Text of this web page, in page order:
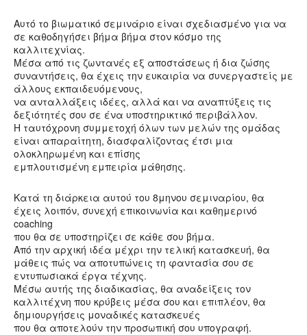
Αυτό το βιωματικό σεμινάριο είναι σχεδιασμένο για να
σε καθοδηγήσει βήμα βήμα στον κόσμο της
καλλιτεχνίας.
Μέσα από τις ζωντανές εξ αποστάσεως ή δια ζώσης
συναντήσεις, θα έχεις την ευκαιρία να συνεργαστείς με
άλλους εκπαιδευόμενους,
να ανταλλάξεις ιδέες, αλλά και να αναπτύξεις τις
δεξιότητές σου σε ένα υποστηρικτικό περιβάλλον.
Η ταυτόχρονη συμμετοχή όλων των μελών της ομάδας
είναι απαραίτητη, διασφαλίζοντας έτσι μια
ολοκληρωμένη και επίσης
εμπλουτισμένη εμπειρία μάθησης.
Κατά τη διάρκεια αυτού του 8μηνου σεμιναρίου, θα
έχεις λοιπόν, συνεχή επικοινωνία και καθημερινό
coaching
που θα σε υποστηρίζει σε κάθε σου βήμα.
Από την αρχική ιδέα μέχρι την τελική κατασκευή, θα
μάθεις πώς να αποτυπώνεις τη φαντασία σου σε
εντυπωσιακά έργα τέχνης.
Μέσω αυτής της διαδικασίας, θα αναδείξεις τον
καλλιτέχνη που κρύβεις μέσα σου και επιπλέον, θα
δημιουργήσεις μοναδικές κατασκευές
που θα αποτελούν την προσωπική σου υπογραφή.